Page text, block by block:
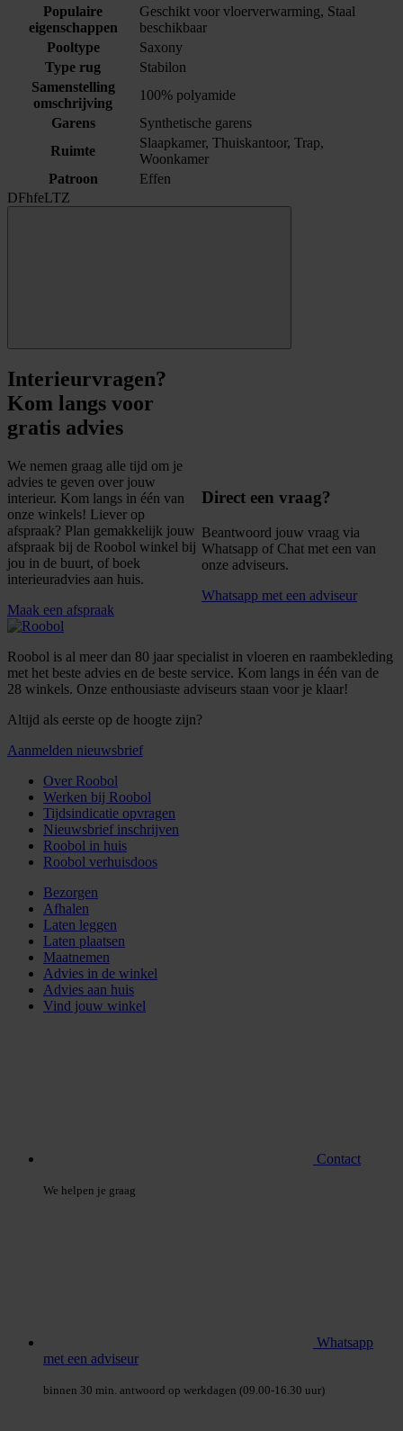
Populaire
eigenschappen
Geschikt voor vloerverwarming, Staal
beschikbaar
Pooltype
Saxony
Type rug
Stabilon
Samenstelling
omschrijving
100% polyamide
Garens
Synthetische garens
Ruimte
Slaapkamer, Thuiskantoor, Trap,
Woonkamer
Patroon
Effen
DFhfeLTZ
Interieurvragen?
Kom langs voor
gratis advies
We nemen graag alle tijd om je
advies te geven over jouw
interieur. Kom langs in één van
onze winkels! Liever op
afspraak? Plan gemakkelijk jouw
afspraak bij de Roobol winkel bij
jou in de buurt, of boek
interieuradvies aan huis.
Maak een afspraak
Direct een vraag?
Beantwoord jouw vraag via
Whatsapp of Chat met een van
onze adviseurs.
Whatsapp met een adviseur
Roobol is al meer dan 80 jaar specialist in vloeren en raambekleding
met het beste advies en de beste service. Kom langs in één van de
28 winkels. Onze enthousiaste adviseurs staan voor je klaar!
Altijd als eerste op de hoogte zijn?
Aanmelden nieuwsbrief
Over Roobol
Werken bij Roobol
Tijdsindicatie opvragen
Nieuwsbrief inschrijven
Roobol in huis
Roobol verhuisdoos
Bezorgen
Afhalen
Laten leggen
Laten plaatsen
Maatnemen
Advies in de winkel
Advies aan huis
Vind jouw winkel
Contact
We helpen je graag
Whatsapp
met een adviseur
binnen 30 min. antwoord op werkdagen (09.00-16.30 uur)